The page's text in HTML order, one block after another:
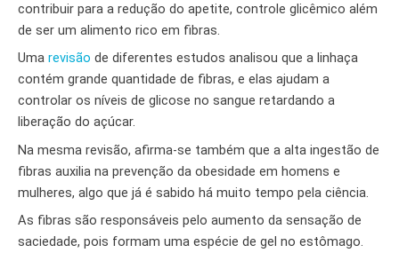
contribuir para a redução do apetite, controle glicêmico além
de ser um alimento rico em fibras.
Uma revisão de diferentes estudos analisou que a linhaça
contém grande quantidade de fibras, e elas ajudam a
controlar os níveis de glicose no sangue retardando a
liberação do açúcar.
Na mesma revisão, afirma-se também que a alta ingestão de
fibras auxilia na prevenção da obesidade em homens e
mulheres, algo que já é sabido há muito tempo pela ciência.
As fibras são responsáveis pelo aumento da sensação de
saciedade, pois formam uma espécie de gel no estômago.